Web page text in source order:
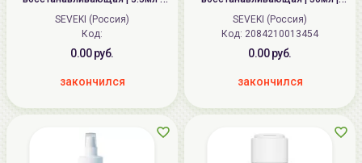
Niacinamide Face Serum
SEVEKI (Россия)
Код:
0.00 руб.
закончился
Niacinamide Face Serum
SEVEKI (Россия)
Код: 2084210013454
0.00 руб.
закончился